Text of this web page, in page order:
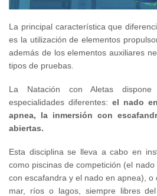
La principal característica que
es la utilización de elementos
además de los elementos auxiliares
tipos de pruebas.
La Natación con Aletas
especialidades diferentes: el nado
apnea, la inmersión con
abiertas.
Esta disciplina se lleva a cabo en
como piscinas de competición (el
con escafandra y el nado en apnea),
mar, ríos o lagos, siempre libres